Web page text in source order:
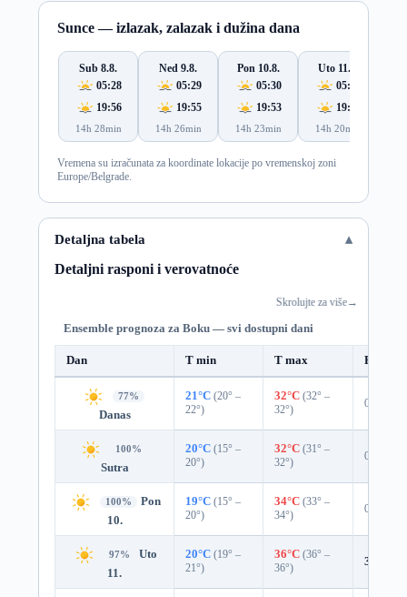
Sunce — izlazak, zalazak i dužina dana
Sub 8.8.
05:28
19:56
14h 28min
Ned 9.8.
05:29
19:55
14h 26min
Pon 10.8.
05:30
19:53
14h 23min
Uto 11.8.
05:31
19:52
14h 20min
Vremena su izračunata za koordinate lokacije po vremenskoj zoni
Europe/Belgrade.
Detaljna tabela
Detaljni rasponi i verovatnoće
Skrolujte za više→
Ensemble prognoza za Boku — svi dostupni dani
Dan T min T max
77%
Danas
21°C (20° –
22°)
32°C (32° –
32°)
0%
100%
Sutra
20°C (15° –
20°)
32°C (31° –
32°)
0%
100%
Pon
10.
19°C (15° –
20°)
34°C (33° –
34°)
0%
97%
Uto
11.
20°C (19° –
21°)
36°C (36° –
36°)
3%